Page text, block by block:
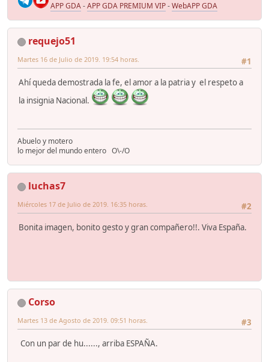
APP GDA-APP GDA PREMIUM VIP-WebAPP GDA
requejo51
#1
Martes 16 de Julio de 2019. 19:54 horas.
Ahí queda demostrada la fe, el amor a la patria y el respeto a
la insignia Nacional.
Abuelo y motero
lo mejor del mundo entero O\-/O
luchas7
#2
Miércoles 17 de Julio de 2019. 16:35 horas.
Bonita imagen, bonito gesto y gran compañero!!. Viva España.
Corso
#3
Martes 13 de Agosto de 2019. 09:51 horas.
Con un par de hu......, arriba ESPAÑA.